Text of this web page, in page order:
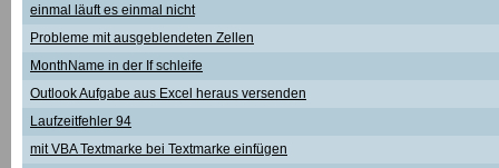
einmal läuft es einmal nicht
Probleme mit ausgeblendeten Zellen
MonthName in der If schleife
Outlook Aufgabe aus Excel heraus versenden
Laufzeitfehler 94
mit VBA Textmarke bei Textmarke einfügen